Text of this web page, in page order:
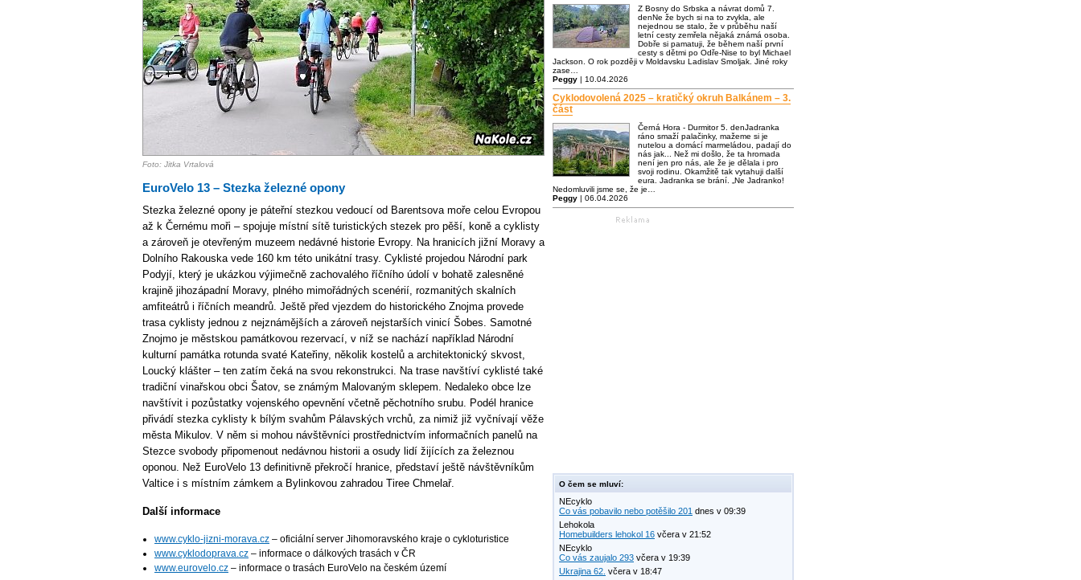
Foto: Jitka Vrtalová
EuroVelo 13 – Stezka železné opony
Stezka železné opony je páteřní stezkou vedoucí od Barentsova moře celou Evropou
až k Černému moři – spojuje místní sítě turistických stezek pro pěší, koně a cyklisty
a zároveň je otevřeným muzeem nedávné historie Evropy. Na hranicích jižní Moravy a
Dolního Rakouska vede 160 km této unikátní trasy. Cyklisté projedou Národní park
Podyjí, který je ukázkou výjimečně zachovalého říčního údolí v bohatě zalesněné
krajině jihozápadní Moravy, plného mimořádných scenérií, rozmanitých skalních
amfiteátrů i říčních meandrů. Ještě před vjezdem do historického Znojma provede
trasa cyklisty jednou z nejznámějších a zároveň nejstarších vinicí Šobes. Samotné
Znojmo je městskou památkovou rezervací, v níž se nachází například Národní
kulturní památka rotunda svaté Kateřiny, několik kostelů a architektonický skvost,
Loucký klášter – ten zatím čeká na svou rekonstrukci. Na trase navštíví cyklisté také
tradiční vinařskou obci Šatov, se známým Malovaným sklepem. Nedaleko obce lze
navštívit i pozůstatky vojenského opevnění včetně pěchotního srubu. Podél hranice
přivádí stezka cyklisty k bílým svahům Pálavských vrchů, za nimiž již vyčnívají věže
města Mikulov. V něm si mohou návštěvníci prostřednictvím informačních panelů na
Stezce svobody připomenout nedávnou historii a osudy lidí žijících za železnou
oponou. Než EuroVelo 13 definitivně překročí hranice, představí ještě návštěvníkům
Valtice i s místním zámkem a Bylinkovou zahradou Tiree Chmelař.
Další informace
www.cyklo-jizni-morava.cz – oficiální server Jihomoravského kraje o cykloturistice
www.cyklodopra­va.cz – informace o dálkových trasách v ČR
www.eurovelo.cz – informace o trasách EuroVelo na českém území
Z Bosny do Srbska a návrat domů 7.
denNe že bych si na to zvykla, ale
nejednou se stalo, že v průběhu naší
letní cesty zemřela nějaká známá osoba.
Dobře si pamatuji, že během naší první
cesty s dětmi po Odře-Nise to byl Michael
Jackson. O rok později v Moldavsku Ladislav Smoljak. Jiné roky
zase…
Peggy | 10.04.2026
Cyklodovolená 2025 – kratičký okruh Balkánem – 3.
část
Černá Hora - Durmitor 5. denJadranka
ráno smaží palačinky, mažeme si je
nutelou a domácí marmeládou, padají do
nás jak... Než mi došlo, že ta hromada
není jen pro nás, ale že je dělala i pro
svoji rodinu. Okamžitě tak vytahuji další
eura. Jadranka se brání. „Ne Jadranko!
Nedomluvili jsme se, že je…
Peggy | 06.04.2026
O čem se mluví:
NEcyklo
Co vás pobavilo nebo potěšilo 201 dnes v 09:39
Lehokola
Homebuilders lehokol 16 včera v 21:52
NEcyklo
Co vás zaujalo 293 včera v 19:39
Ukrajina 62. včera v 18:47